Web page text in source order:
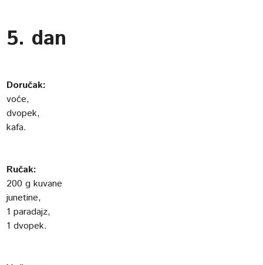
5. dan
Doručak:
voće,
dvopek,
kafa.
Ručak:
200 g kuvane
junetine,
1 paradajz,
1 dvopek.